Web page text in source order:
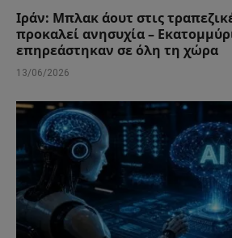
Ιράν: Μπλακ άουτ στις
προκαλεί ανησυχία –
επηρεάστηκαν σε όλη τη χώρα
13/06/2026